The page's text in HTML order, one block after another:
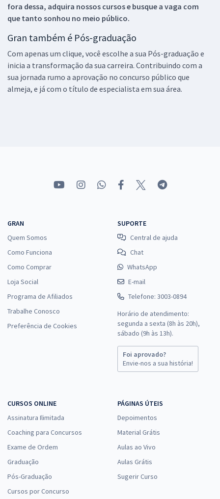
fora dessa, adquira nossos cursos e busque a vaga com
que tanto sonhou no meio público.
Gran também é Pós-graduação
Com apenas um clique, você escolhe a sua Pós-graduação e
inicia a transformação da sua carreira. Contribuindo com a
sua jornada rumo a aprovação no concurso público que
almeja, e já com o título de especialista em sua área.
GRAN
Quem Somos
Como Funciona
Como Comprar
Loja Social
Programa de Afiliados
Trabalhe Conosco
Preferência de Cookies
SUPORTE
Central de ajuda
Chat
WhatsApp
E-mail
Telefone: 3003-0894
Horário de atendimento:
segunda a sexta (8h às 20h),
sábado (9h às 13h).
Foi aprovado?
Envie-nos a sua história!
CURSOS ONLINE
Assinatura Ilimitada
Coaching para Concursos
Exame de Ordem
Graduação
Pós-Graduação
Cursos por Concurso
PÁGINAS ÚTEIS
Depoimentos
Material Grátis
Aulas ao Vivo
Aulas Grátis
Sugerir Curso